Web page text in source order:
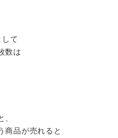
て
数は
商品が売れると